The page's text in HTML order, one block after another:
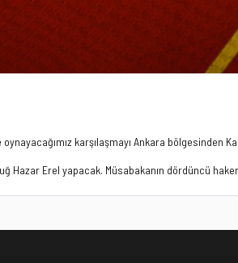
karşılaşmayı Ankara bölgesinden
Hazar Erel yapacak. Müsabakanın dördüncü